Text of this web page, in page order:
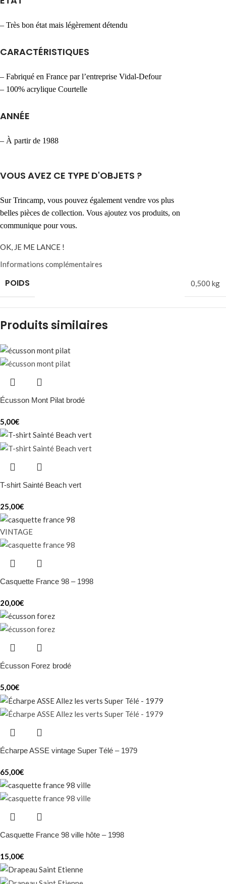
– Très bon état mais légèrement détendu
CARACTÉRISTIQUES
– Fabriqué en France par l’entreprise Vidal-Defour
– 100% acrylique Courtelle
ANNÉE
– À partir de 1988
VOUS AVEZ CE TYPE D'OBJETS ?
Sur Trincamp, vous pouvez également vendre vos plus
belles pièces de collection. Vous ajoutez vos produits, on
communique pour vous.
OK, JE ME LANCE !
Informations complémentaires
POIDS 0,500 kg
Produits similaires
Écusson Mont Pilat brodé
5,00€
T-shirt Sainté Beach vert
25,00€
VINTAGE
Casquette France 98 – 1998
20,00€
Écusson Forez brodé
5,00€
Écharpe ASSE vintage Super Télé – 1979
65,00€
Casquette France 98 ville hôte – 1998
15,00€